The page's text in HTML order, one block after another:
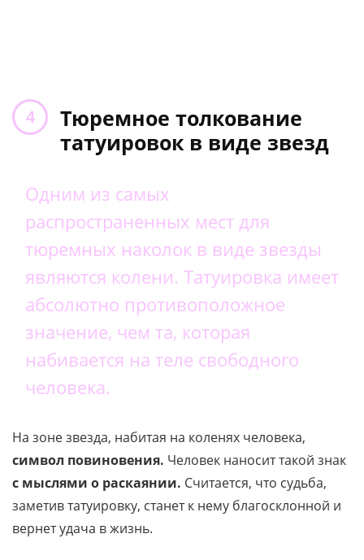
Тюремное толкование
татуировок в виде звезд
Одним из самых
распространенных мест для
тюремных наколок в виде звезды
являются колени. Татуировка имеет
абсолютно противоположное
значение, чем та, которая
набивается на теле свободного
человека.
На зоне звезда, набитая на коленях человека,
символ повиновения. Человек наносит такой знак
с мыслями о раскаянии. Считается, что судьба,
заметив татуировку, станет к нему благосклонной и
вернет удача в жизнь.